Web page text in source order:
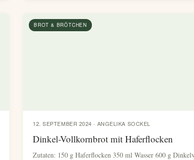
BROT & BRÖTCHEN
12. SEPTEMBER 2024 · ANGELIKA SOCKEL
Dinkel-Vollkornbrot mit Haferflocken
Zutaten: 150 g Haferflocken 350 ml Wasser 600 g